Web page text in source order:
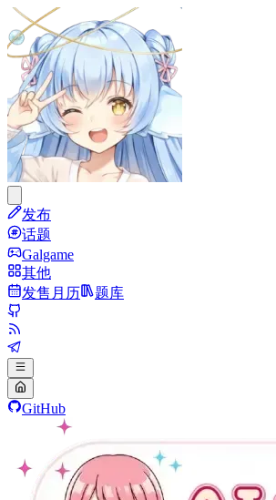
发布
话题
Galgame
其他
发售月历
题库
GitHub